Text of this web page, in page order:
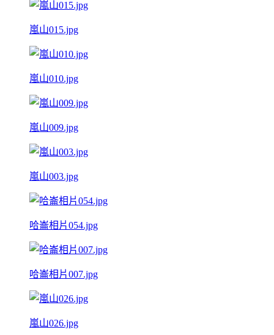
嵐山015.jpg
嵐山010.jpg
嵐山009.jpg
嵐山003.jpg
哈崙相片054.jpg
哈崙相片007.jpg
嵐山026.jpg